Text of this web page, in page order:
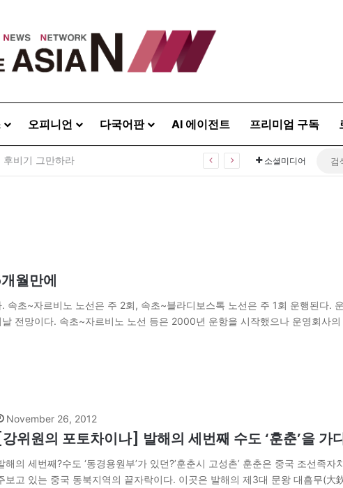
오피니언 다국어판 AI 에이전트 프리미엄 구독
오후 남영동 민주화운동기념관 소셜미디어
월만에
초~자르비노 노선은 주 2회, 속초~블라디보스톡 노선은 주 1회 운행된다.
전망이다. 속초~자르비노 노선 등은 2000년 운항을 시작했으나 운영회사
November 26, 2012
[강위원의 포토차이나] 발해의 세번째 수도 ‘훈춘’을 가
해의 세번째?수도 ‘동경용원부’가 있던?’훈춘시 고성촌’ 훈춘은 중국 조선족
보고 있는 중국 동북지역의 끝자락이다. 이곳은 발해의 제3대 문왕 대흠무(大